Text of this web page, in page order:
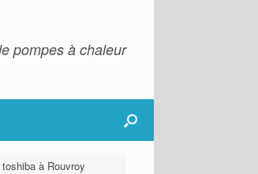
pompes à chaleur
à Rouvroy